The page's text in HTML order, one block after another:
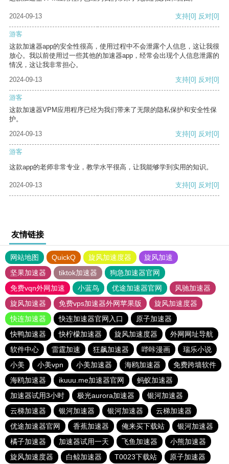
2024-09-13 支持[0] 反对[0]
游客
这款加速器app的安全性很高，使用过程中不会泄露个人信息，这让我很
放心。我以前使用过一些其他的加速器app，经常会出现个人信息泄露的
情况，这让我非常担心。
2024-09-13
支持[0] 反对[0]
游客
这款加速器VPM应用程序已经为我们带来了无限的隐私保护和安全性保
护。
2024-09-13
支持[0] 反对[0]
游客
这款app的老师非常专业，教学水平很高，让我能够学到实用的知识。
2024-09-13 支持[0] 反对[0]
友情链接
网站地图 QuickQ 旋风加速度器
旋风加速
坚果加速器
tiktok加速器
狗急加速器官网
免费vqn外网加速
小蓝鸟 优途加速器官网
风驰加速器
旋风加速器
免费vps加速器外网苹果版
旋风加速度器
快连加速器
快连加速器官网入口
原子加速器
快鸭加速器
快柠檬加速器 旋风加速度器
外网网址导航
软件中心
雷霆加速 狂飙加速器 哔咔漫画
瑞乐小说
小美
小美vpn 小美加速器 海鸥加速器
免费跨墙软件
海鸥加速器
ikuuu.me加速器官网
蚂蚁加速器
加速器试用3小时
极光aurora加速器
银河加速器
云梯加速器
银河加速器 银河加速器
云梯加速器
优途加速器官网
香蕉加速器 俺来买下载站
银河加速器
橘子加速器
加速器试用一天 飞鱼加速器
小熊加速器
旋风加速度器
白鲸加速器 T0023下载站 原子加速器